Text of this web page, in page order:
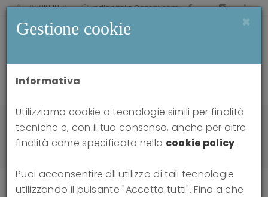
0521238114 pdlabitalia@gmail.com
news
New York City: 4th Biennial ISTFP Conference,
Gestione cookie ×
Informativa
Utilizziamo cookie o tecnologie simili per finalità
tecniche e, con il tuo consenso, anche per altre
finalità come specificato nella cookie policy.
Puoi acconsentire all'utilizzo di tali tecnologie
utilizzando il pulsante "Accetta tutti". Fino a che